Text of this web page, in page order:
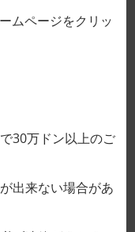
ムページをクリッ
30万ドン以上のご
出来ない場合があ